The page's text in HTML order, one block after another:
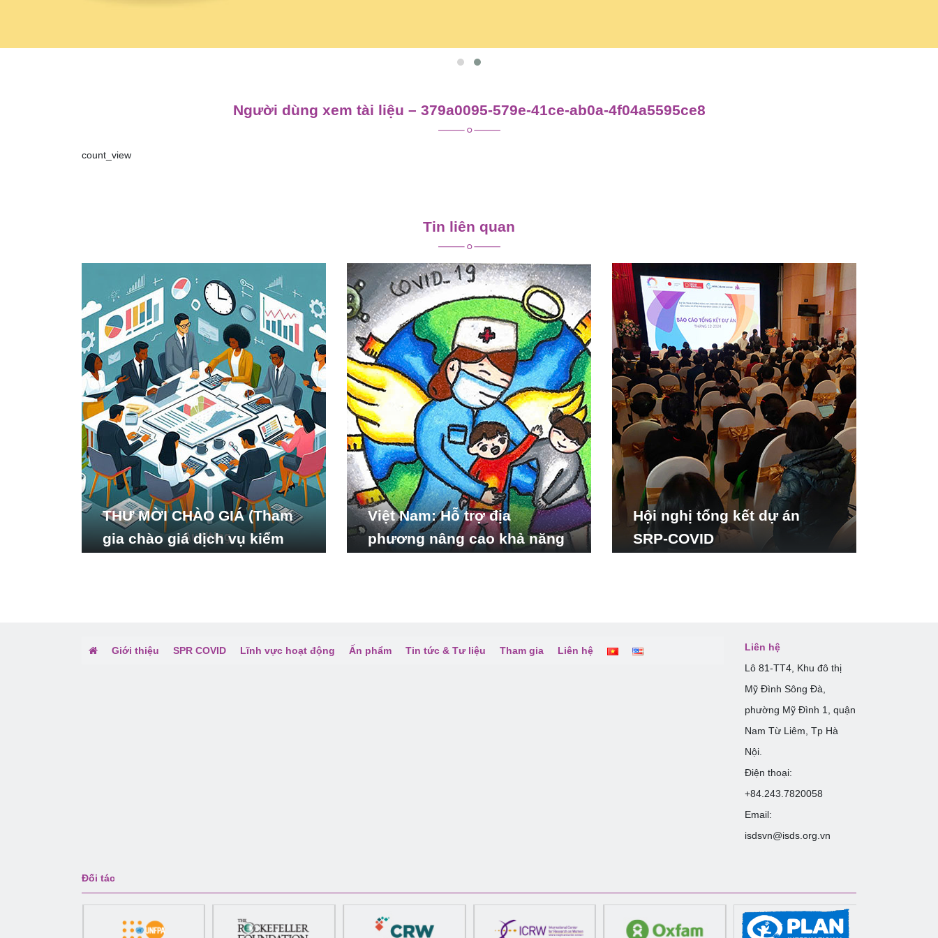
Người dùng xem tài liệu – 379a0095-579e-41ce-ab0a-4f04a5595ce8
count_view
viết
Tin liên quan
THƯ MỜI CHÀO GIÁ (Tham
gia chào giá dịch vụ kiểm
Việt Nam: Hỗ trợ địa
phương nâng cao khả năng
Hội nghị tổng kết dự án
SRP-COVID
Giới thiệu SPR COVID Lĩnh vực hoạt động Ấn phẩm Tin tức & Tư liệu Tham gia Liên hệ
Liên hệ
Lô 81-TT4, Khu đô thị
Mỹ Đình Sông Đà,
phường Mỹ Đình 1, quận
Nam Từ Liêm, Tp Hà
Nội.
Điện thoại:
+84.243.7820058
Email:
isdsvn@isds.org.vn
Đối tác